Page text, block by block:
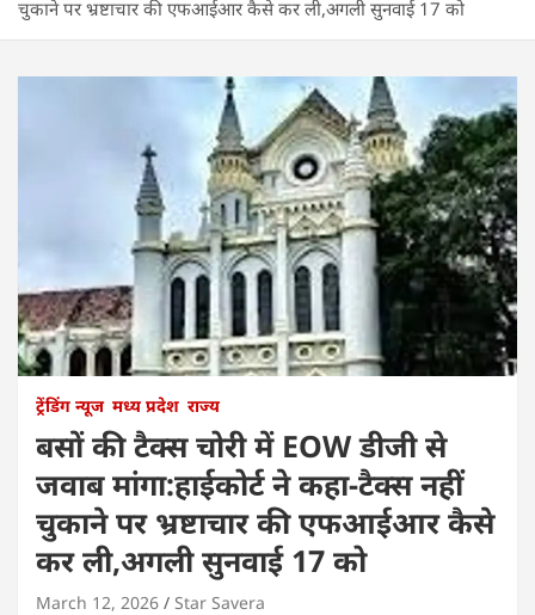
चुकाने पर भ्रष्टाचार की एफआईआर कैसे कर ली,अगली सुनवाई 17 को
ट्रेंडिंग न्यूज मध्य प्रदेश राज्य
बसों की टैक्स चोरी में EOW डीजी से
जवाब मांगा:हाईकोर्ट ने कहा-टैक्स नहीं
चुकाने पर भ्रष्टाचार की एफआईआर कैसे
कर ली,अगली सुनवाई 17 को
March 12, 2026 Star Savera